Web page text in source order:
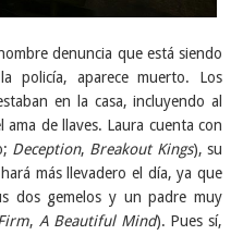
denuncia que está siendo
policía, aparece muerto. Los
en la casa, incluyendo al
de llaves. Laura cuenta con
Deception, Breakout Kings), su
más llevadero el día, ya que
dos gemelos y un padre muy
, A Beautiful Mind). Pues sí,